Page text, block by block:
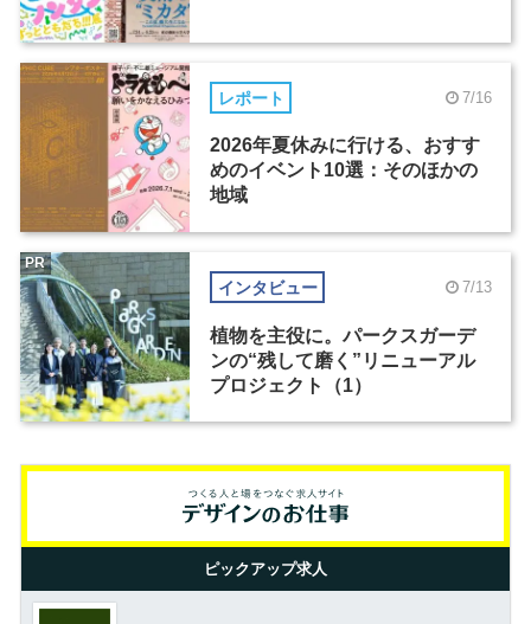
レポート 7/16
2026年夏休みに行ける、おすす
めのイベント10選：そのほかの
地域
インタビュー 7/13
植物を主役に。パークスガーデ
ンの“残して磨く”リニューアル
プロジェクト（1）
PR
ピックアップ求人